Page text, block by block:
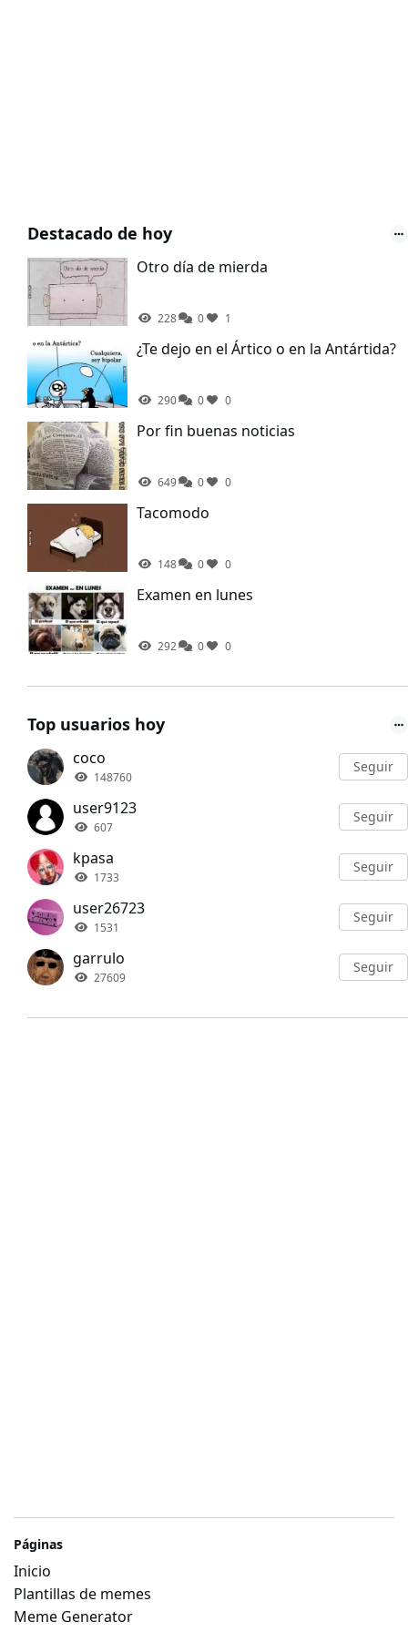
Destacado de hoy
Otro día de mierda
228 0 1
¿Te dejo en el Ártico o en la Antártida?
290 0 0
Por fin buenas noticias
649 0 0
Tacomodo
148 0 0
Examen en lunes
292 0 0
Top usuarios hoy
coco
148760
Seguir
user9123
607
Seguir
kpasa
1733
Seguir
user26723
1531
Seguir
garrulo
27609
Seguir
Páginas
Inicio
Plantillas de memes
Meme Generator